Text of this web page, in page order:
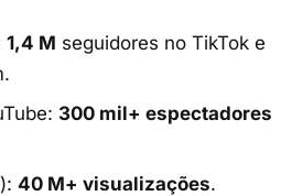
1,4 M seguidores no TikTok e
300 mil+ espectadores
40 M+ visualizações.